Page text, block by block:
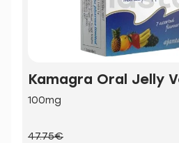
Kamagra Oral Jelly
100mg
47.75€